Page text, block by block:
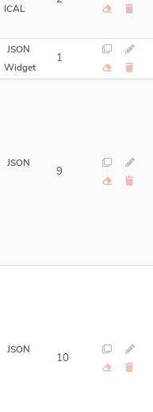
ICAL
JSON
Widget
1
JSON
9
JSON
10